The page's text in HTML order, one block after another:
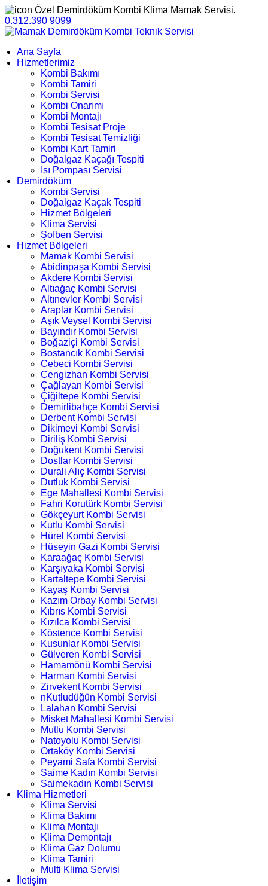
Özel Demirdöküm Kombi Klima Mamak Servisi.
0.312.390 9099
Ana Sayfa
Hizmetlerimiz
Kombi Bakımı
Kombi Tamiri
Kombi Servisi
Kombi Onarımı
Kombi Montajı
Kombi Tesisat Proje
Kombi Tesisat Temizliği
Kombi Kart Tamiri
Doğalgaz Kaçağı Tespiti
Isı Pompası Servisi
Demirdöküm
Kombi Servisi
Doğalgaz Kaçak Tespiti
Hizmet Bölgeleri
Klima Servisi
Şofben Servisi
Hizmet Bölgeleri
Mamak Kombi Servisi
Abidinpaşa Kombi Servisi
Akdere Kombi Servisi
Altıağaç Kombi Servisi
Altınevler Kombi Servisi
Araplar Kombi Servisi
Aşık Veysel Kombi Servisi
Bayındır Kombi Servisi
Boğaziçi Kombi Servisi
Bostancık Kombi Servisi
Cebeci Kombi Servisi
Cengizhan Kombi Servisi
Çağlayan Kombi Servisi
Çiğiltepe Kombi Servisi
Demirlibahçe Kombi Servisi
Derbent Kombi Servisi
Dikimevi Kombi Servisi
Diriliş Kombi Servisi
Doğukent Kombi Servisi
Dostlar Kombi Servisi
Durali Alıç Kombi Servisi
Dutluk Kombi Servisi
Ege Mahallesi Kombi Servisi
Fahri Korutürk Kombi Servisi
Gökçeyurt Kombi Servisi
Kutlu Kombi Servisi
Hürel Kombi Servisi
Hüseyin Gazi Kombi Servisi
Karaağaç Kombi Servisi
Karşıyaka Kombi Servisi
Kartaltepe Kombi Servisi
Kayaş Kombi Servisi
Kazım Orbay Kombi Servisi
Kıbrıs Kombi Servisi
Kızılca Kombi Servisi
Köstence Kombi Servisi
Kusunlar Kombi Servisi
Gülveren Kombi Servisi
Hamamönü Kombi Servisi
Harman Kombi Servisi
Zirvekent Kombi Servisi
nKutludüğün Kombi Servisi
Lalahan Kombi Servisi
Misket Mahallesi Kombi Servisi
Mutlu Kombi Servisi
Natoyolu Kombi Servisi
Ortaköy Kombi Servisi
Peyami Safa Kombi Servisi
Saime Kadın Kombi Servisi
Saimekadın Kombi Servisi
Klima Hizmetleri
Klima Servisi
Klima Bakımı
Klima Montajı
Klima Demontajı
Klima Gaz Dolumu
Klima Tamiri
Multi Klima Servisi
İletişim